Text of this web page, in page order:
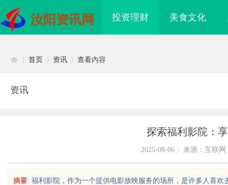
汝阳资讯网 投资理财 美食文化
首页 资讯 查看内容
资讯
探索福利影院：
2025-08-06 来源：互联网
摘要: 福利影院，作为一个提供电影放映服务的场所，是许多人喜